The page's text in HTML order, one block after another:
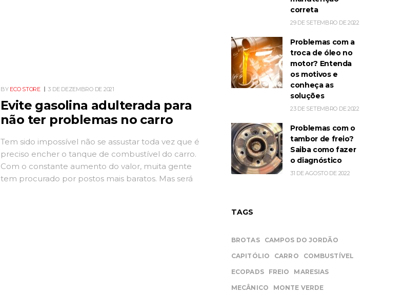
BY ECO STORE 3 DE DEZEMBRO DE 2021
Evite gasolina adulterada para
não ter problemas no carro
Tem sido impossível não se assustar toda vez que é
preciso encher o tanque de combustível do carro.
Com o constante aumento do valor, muita gente
tem procurado por postos mais baratos. Mas será
correta
29 DE SETEMBRO DE 2022
Problemas com a
troca de óleo no
motor? Entenda
os motivos e
conheça as
soluções
23 DE SETEMBRO DE 2022
Problemas com o
tambor de freio?
Saiba como fazer
o diagnóstico
31 DE AGOSTO DE 2022
TAGS
BROTAS CAMPOS DO JORDÃO
CAPITÓLIO CARRO COMBUSTÍVEL
ECOPADS FREIO MARESIAS
MECÂNICO MONTE VERDE